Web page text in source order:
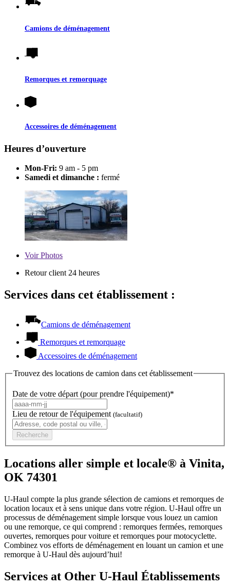
Camions de déménagement
Remorques et remorquage
Accessoires de déménagement
Heures d’ouverture
Mon-Fri: 9 am - 5 pm
Samedi et dimanche : fermé
VoirPhotos
Retour client 24 heures
Services dans cet établissement :
Camions de déménagement
Remorques et remorquage
Accessoires de déménagement
Trouvez des locations de camion dans cet établissement
Date de votre départ (pour prendre l'équipement)*
Lieu de retour de l'équipement (facultatif)
Recherche
Locations aller simple et locale® à Vinita,
OK 74301
U-Haul compte la plus grande sélection de camions et remorques de
location locaux et à sens unique dans votre région. U-Haul offre un
processus de déménagement simple lorsque vous louez un camion
ou une remorque, ce qui comprend : remorques fermées, remorques
ouvertes, remorques pour voiture et remorques pour motocyclette.
Combinez vos efforts de déménagement en louant un camion et une
remorque à U-Haul dès aujourd’hui!
Services at Other U-Haul Établissements